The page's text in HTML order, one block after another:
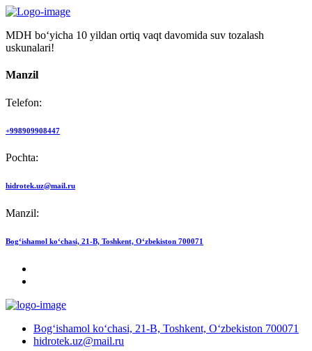
MDH bo‘yicha 10 yildan ortiq vaqt davomida suv tozalash
uskunalari!
Manzil
Telefon:
+998909908447
Pochta:
hidrotek.uz@mail.ru
Manzil:
Bog‘ishamol ko‘chasi, 21-B, Toshkent, O‘zbekiston 700071
Bog‘ishamol ko‘chasi, 21-B, Toshkent, O‘zbekiston 700071
hidrotek.uz@mail.ru